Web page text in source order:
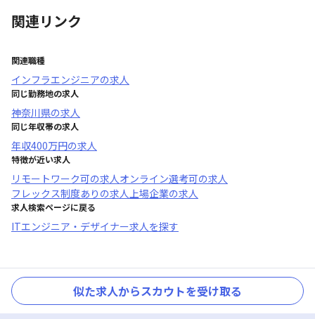
関連リンク
関連職種
インフラエンジニアの求人
同じ勤務地の求人
神奈川県の求人
同じ年収帯の求人
年収400万円の求人
特徴が近い求人
リモートワーク可の求人オンライン選考可の求人
フレックス制度あり の求人上場企業の求人
求人検索ページに戻る
ITエンジニア・デザイナー求人を探す
似た求人からスカウトを受け取る